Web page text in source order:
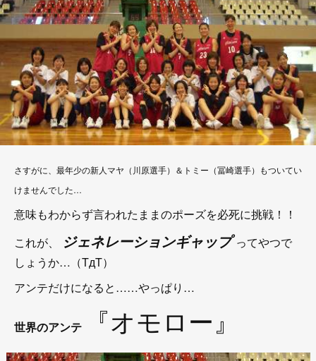
さすがに、最年少の新人マヤ（川原選手）＆トミー（冨崎選手）もついてい
けませんでした…
意味もわからず言われたままのポーズを必死に挑戦！！
これが、
ジェネレーションギャップってやつで
しょうか…（TдT）
アンテだけになると……やっぱり…
世界のアンテ 『オモロー』